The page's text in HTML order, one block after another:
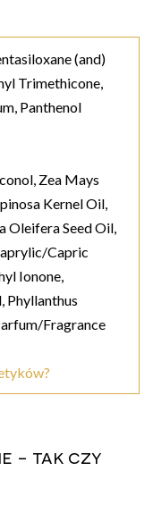
(and)
Trimethicone,
Panthenol
Zea Mays
Kernel Oil,
Oleifera Seed Oil,
Capric
Ionone,
Phyllanthus
Fragrance
- tak czy